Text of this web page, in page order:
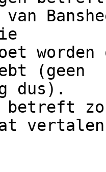
(geen
dus).
betreft